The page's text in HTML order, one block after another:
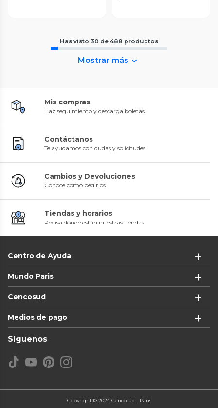
Has visto 30 de 488 productos
Mostrar más
Mis compras
Haz seguimiento y descarga boletas
Contáctanos
Te ayudamos con dudas y solicitudes
Cambios y Devoluciones
Conoce cómo pedirlos
Tiendas y horarios
Revisa dónde están nuestras tiendas
Centro de Ayuda
Mundo Paris
Cencosud
Medios de pago
Síguenos
Copyright © 2024 Cencosud - Paris